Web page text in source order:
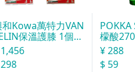
和Kowa萬特力VAN
保溫護膝 1個入
POKKA
檬酸
155ml
¥ 288
$ 59